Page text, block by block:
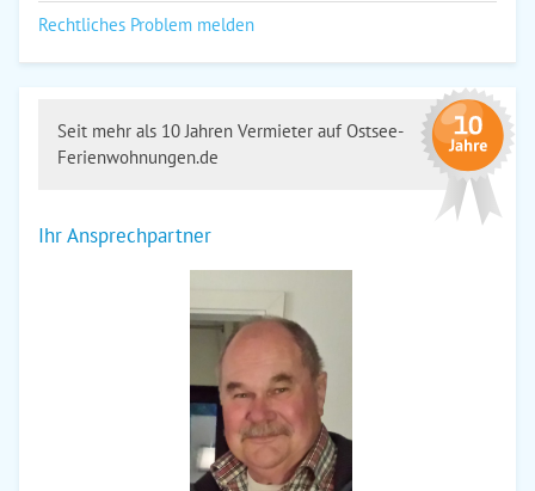
Rechtliches Problem melden
Seit mehr als 10 Jahren Vermieter auf Ostsee-
Ferienwohnungen.de
Ihr Ansprechpartner